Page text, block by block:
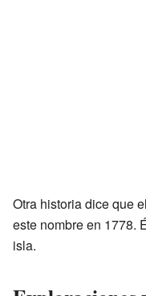
Otra historia dice que
este nombre en 1778.
isla.